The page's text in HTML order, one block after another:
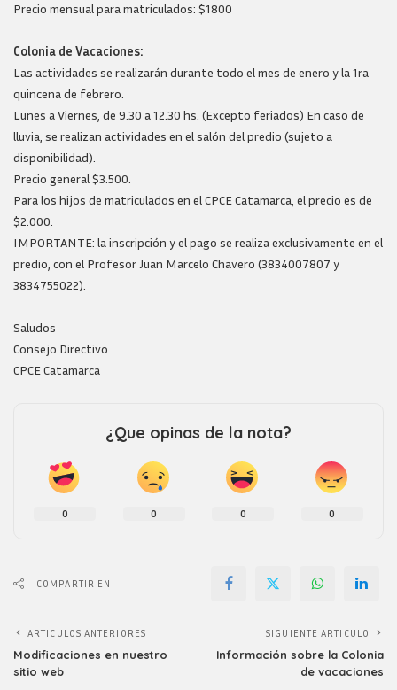
Precio mensual para matriculados: $1800
Colonia de Vacaciones:
Las actividades se realizarán durante todo el mes de enero y la 1ra
quincena de febrero.
Lunes a Viernes, de 9.30 a 12.30 hs. (Excepto feriados) En caso de
lluvia, se realizan actividades en el salón del predio (sujeto a
disponibilidad).
Precio general $3.500.
Para los hijos de matriculados en el CPCE Catamarca, el precio es de
$2.000.
IMPORTANTE: la inscripción y el pago se realiza exclusivamente en el
predio, con el Profesor Juan Marcelo Chavero (3834007807 y
3834755022).
Saludos
Consejo Directivo
CPCE Catamarca
¿Que opinas de la nota?
0 0 0 0
COMPARTIR EN
ARTICULOS ANTERIORES
Modificaciones en nuestro
sitio web
SIGUIENTE ARTICULO
Información sobre la Colonia
de vacaciones